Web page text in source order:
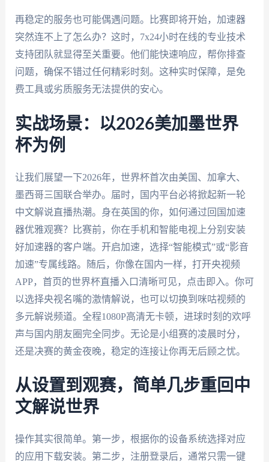
再稳定的服务也可能偶遇问题。比赛即将开始，加速器
突然连不上了怎么办？这时，7x24小时在线的专业技术
支持团队就显得至关重要。他们能快速响应，帮你排查
问题，确保不错过任何精彩时刻。这种实时保障，是免
费工具或劣质服务无法提供的安心。
实战场景：以2026美加墨世界
杯为例
让我们展望一下2026年，世界杯首次由美国、加拿大、
墨西哥三国联合举办。届时，国内平台必将掀起新一轮
中文解说直播热潮。身在英国的你，如何通过回国加速
器优雅观赛？比赛前，你在手机和智能电视上分别安装
好加速器的客户端。开启加速，选择“智能模式”或“影音
加速”专属线路。随后，你像在国内一样，打开央视频
APP，首页的世界杯直播入口清晰可见，点击即入。你可
以选择央视名嘴的激情解说，也可以切换到咪咕视频的
多元解说频道。全程1080P高清无卡顿，进球时刻的欢呼
声与国内朋友圈完全同步。无论是小组赛的凌晨时分，
还是决赛的黄金夜晚，稳定的连接让你再无后顾之忧。
从设置到观赛，简单几步重回中
文解说世界
操作其实很简单。第一步，根据你的设备系统选择对应
的应用下载安装。第二步，注册登录后，通常只需一键